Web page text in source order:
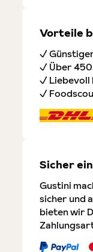
Vorteile
✓
✓ Über
✓ Liebevoll
✓
Sicher
Gustini
sicher und
bieten wir